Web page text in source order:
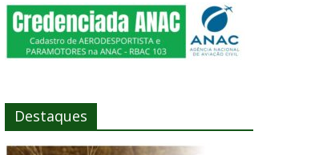
Destaques